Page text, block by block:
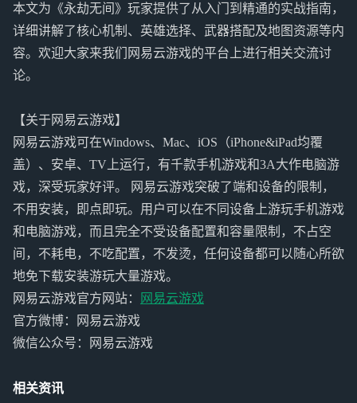
本文为《永劫无间》玩家提供了从入门到精通的实战指南，
详细讲解了核心机制、英雄选择、武器搭配及地图资源等内
容。欢迎大家来我们网易云游戏的平台上进行相关交流讨
论。
【关于网易云游戏】
网易云游戏可在Windows、Mac、iOS（iPhone&iPad均覆
盖）、安卓、TV上运行，有千款手机游戏和3A大作电脑游
戏，深受玩家好评。 网易云游戏突破了端和设备的限制，
不用安装，即点即玩。用户可以在不同设备上游玩手机游戏
和电脑游戏，而且完全不受设备配置和容量限制，不占空
间，不耗电，不吃配置，不发烫，任何设备都可以随心所欲
地免下载安装游玩大量游戏。
网易云游戏官方网站：
网易云游戏
官方微博：网易云游戏
微信公众号：网易云游戏
相关资讯